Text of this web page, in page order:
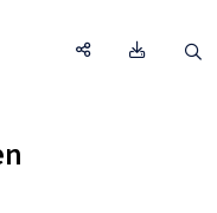
13 SAMEN